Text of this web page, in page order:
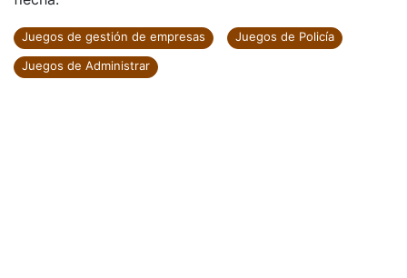
Juegos de gestión de empresas
Juegos de Policía
Juegos de Administrar